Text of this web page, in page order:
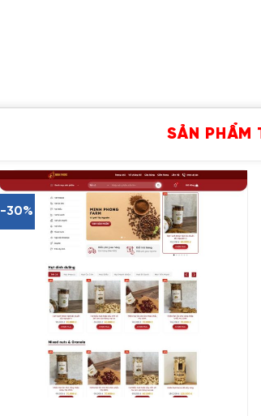
SẢN PHẨM
-30%